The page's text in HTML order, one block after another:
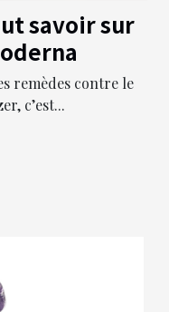
savoir sur
remèdes contre le
c’est...